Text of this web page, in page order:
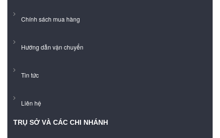
Chính sách mua hàng
Hướng dẫn vận chuyển
Tin tức
Liên hệ
TRỤ SỞ VÀ CÁC CHI NHÁNH